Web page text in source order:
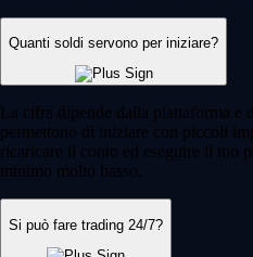
Quanti soldi servono per iniziare?
La cifra dipende dalla piattaforma e
permettono di iniziare con piccoli
ricaricare il conto ed eseguire il tuo
minimo molto basso.
Si può fare trading 24/7?